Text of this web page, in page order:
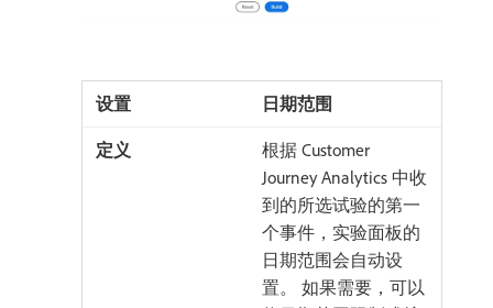
日期范围
根据 Customer
Journey Analytics 中收
到的所选试验的第一
个事件，实验面板的
日期范围会自动设
置。 如果需要，可以